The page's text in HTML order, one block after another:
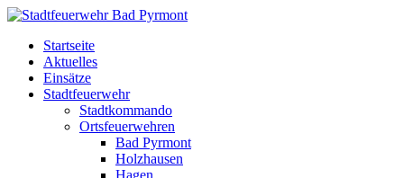
Startseite
Aktuelles
Einsätze
Stadtfeuerwehr
Stadtkommando
Ortsfeuerwehren
Bad Pyrmont
Holzhausen
Hagen